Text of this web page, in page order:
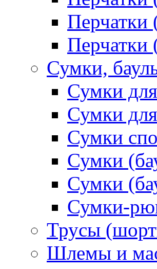
Перчатки
Перчатки
Сумки,
Сумки
Сумки
Сумки
Сумки
Сумки
Сумки-
Трусы
Шлемы и